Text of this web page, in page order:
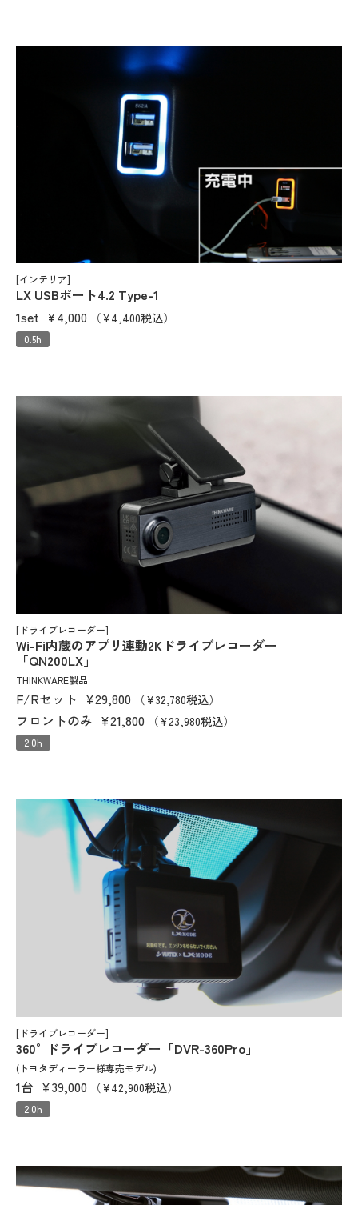
[インテリア]
LX USBポート4.2 Type-1
1set ¥4,000 （¥4,400税込）
0.5h
[ドライブレコーダー]
Wi-Fi内蔵のアプリ連動2Kドライブレコーダー
「QN200LX」
THINKWARE製品
F/Rセット ¥29,800 （¥32,780税込）
フロントのみ ¥21,800 （¥23,980税込）
2.0h
[ドライブレコーダー]
360°ドライブレコーダー「DVR-360Pro」
(トヨタディーラー様専売モデル)
1台 ¥39,000 （¥42,900税込）
2.0h